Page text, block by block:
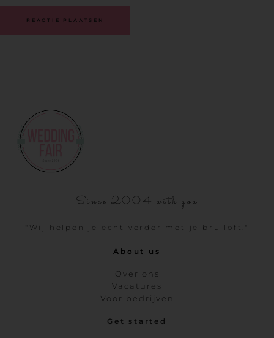
Since 2004 with you
"Wij helpen je echt verder met je bruiloft."
About us
Over ons
Vacatures
Voor bedrijven
Get started